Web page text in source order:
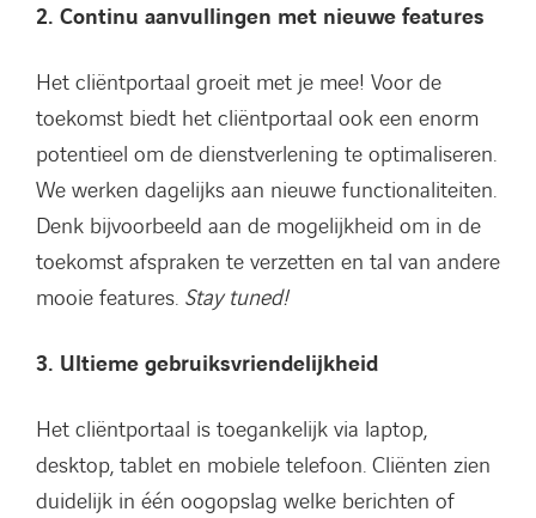
2. Continu aanvullingen met nieuwe features
Het cliëntportaal groeit met je mee! Voor de
toekomst biedt het cliëntportaal ook een enorm
potentieel om de dienstverlening te optimaliseren.
We werken dagelijks aan nieuwe functionaliteiten.
Denk bijvoorbeeld aan de mogelijkheid om in de
toekomst afspraken te verzetten en tal van andere
mooie features. Stay tuned!
3. Ultieme gebruiksvriendelijkheid
Het cliëntportaal is toegankelijk via laptop,
desktop, tablet en mobiele telefoon. Cliënten zien
duidelijk in één oogopslag welke berichten of